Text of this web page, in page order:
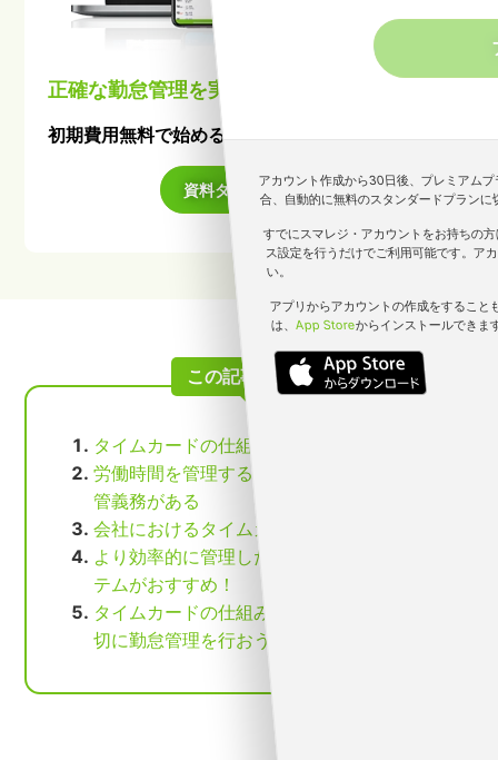
アカウント作成から30日後、プレミアム
合、自動的に無料のスタンダードプランに
すでにスマレジ・アカウントをお持ちの
ス設定を行うだけでご利用可能です。ア
い。
アプリからアカウントの作成をすること
は、App Storeからインストールできま
正確な勤怠管理を実現
初期費用無料で始めるクラウド勤怠管理システム
資料ダウンロード
この記事の目次
タイムカードの仕組み
労働時間を管理するための記録は5年間の保
管義務がある
会社におけるタイムカードの問題点
より効率的に管理したい人は勤怠管理シス
テムがおすすめ！
タイムカードの仕組みを理解した上で、適
切に勤怠管理を行おう